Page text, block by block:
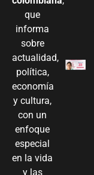
que
informa
sobre
actualidad,
política,
economía
y cultura,
con un
enfoque
especial
en la vida
y las